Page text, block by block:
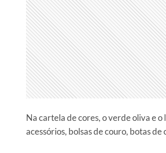
Na cartela de cores, o verde oliva e
acessórios, bolsas de couro, botas